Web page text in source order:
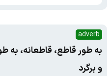
adverb
به طور قاطع، قاطعانه، به
و برگرد